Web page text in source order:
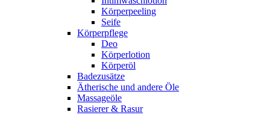
Körperpeeling
Seife
Körperpflege
Deo
Körperlotion
Körperöl
Badezusätze
Ätherische und andere Öle
Massageöle
Rasierer & Rasur